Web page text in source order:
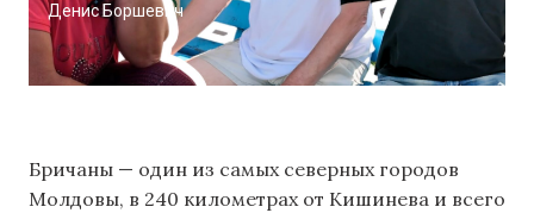
Денис Боршевич
Бричаны — один из самых северных городов
Молдовы, в 240 километрах от Кишинева и всего